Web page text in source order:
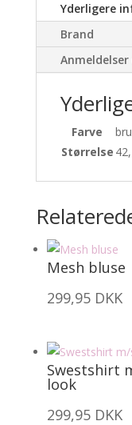
Yderligere
Brand
Anmeldelser
Farve
Størrelse
Mesh bluse
299,95 DKK
Swestshirt
look
299,95 DKK